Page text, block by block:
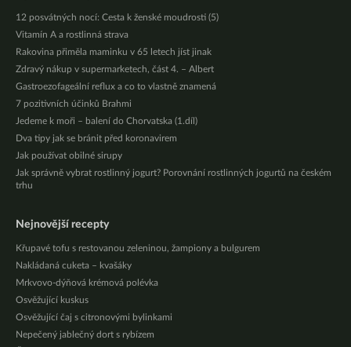
12 posvátných nocí: Cesta k ženské moudrosti (5)
Vitamín A a rostlinná strava
Rakovina přiměla maminku v 65 letech jíst jinak
Zdravý nákup v supermarketech, část 4. – Albert
Gastroezofageální reflux a co to vlastně znamená
7 pozitivních účinků Brahmi
Jedeme k moři – balení do Chorvatska (1.díl)
Dva tipy jak se bránit před koronavirem
Jak používat obilné sirupy
Jak správně vybrat rostlinný jogurt? Porovnání rostlinných jogurtů na českém
trhu
Nejnovější recepty
Křupavé tofu s restovanou zeleninou, žampiony a bulgurem
Nakládaná cuketa – kvašáky
Mrkvovo-dýňová krémová polévka
Osvěžující kuskus
Osvěžující čaj s citronovými bylinkami
Nepečený jablečný dort s rybízem